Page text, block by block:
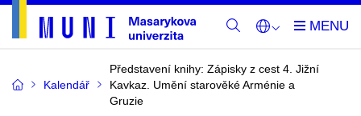
Kalendář
Představení knihy: Zápisky z cest 4. Jižní
Kavkaz. Umění starověké Arménie a
Gruzie